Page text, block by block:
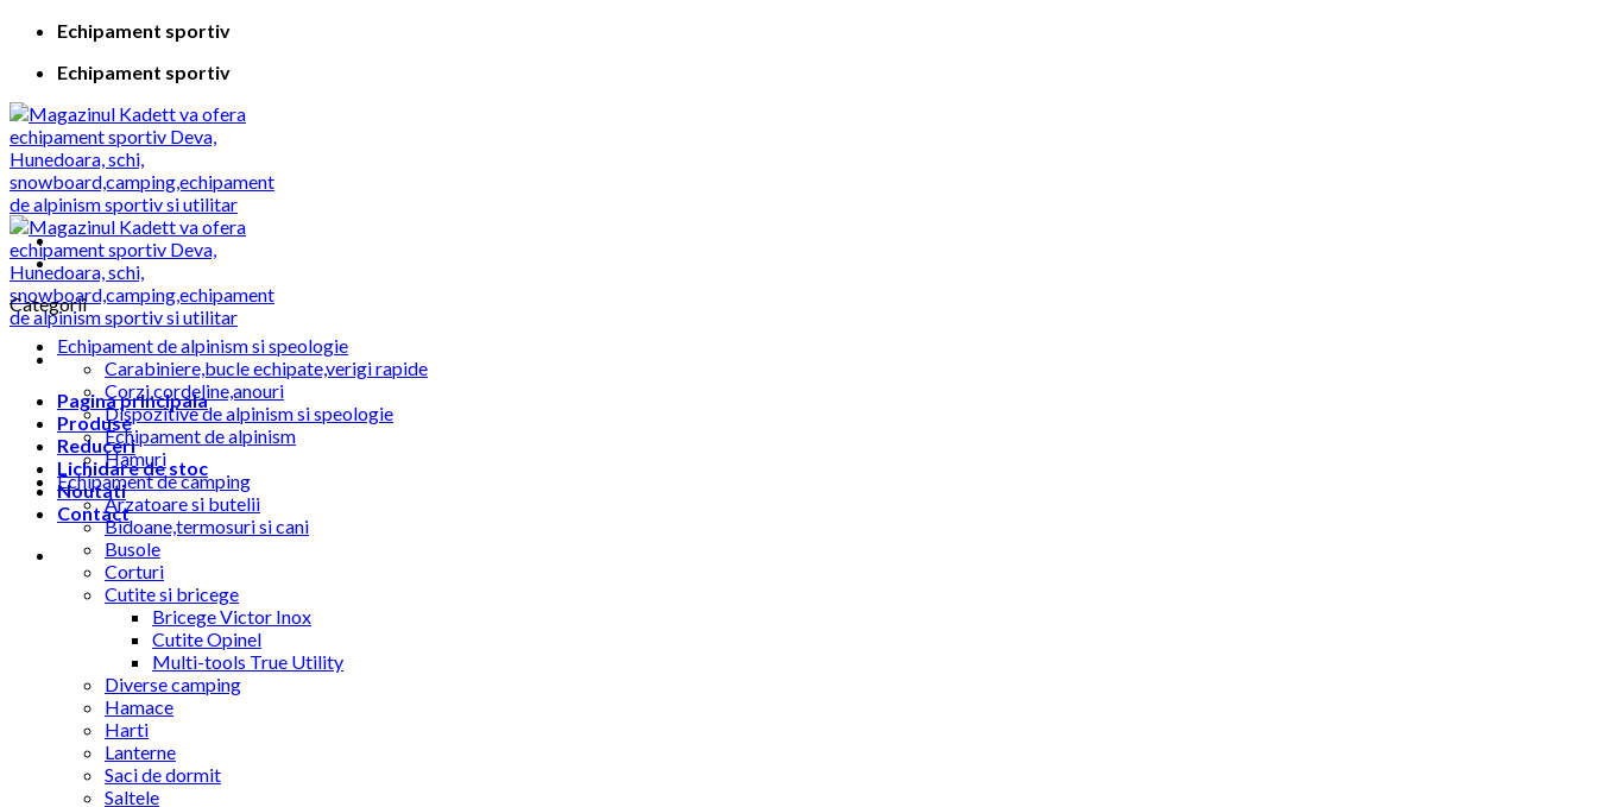
Skip
content
Echipament sportiv
Echipament sportiv
Pagina principala
Produse
Reduceri
Lichidare de stoc
Noutati
Contact
Categorii
Echipament de alpinism si speologie
Carabiniere,bucle echipate,verigi rapide
Corzi,cordeline,anouri
Dispozitive de alpinism si speologie
Echipament de alpinism
Hamuri
Echipament de camping
Arzatoare si butelii
Bidoane,termosuri si cani
Busole
Corturi
Cutite si bricege
Bricege Victor Inox
Cutite Opinel
Multi-tools True Utility
Diverse camping
Hamace
Harti
Lanterne
Saci de dormit
Saltele